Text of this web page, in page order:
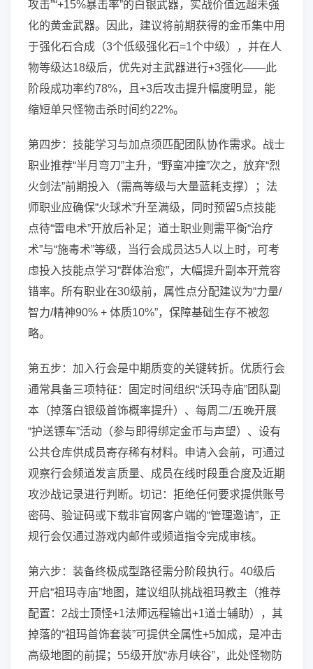
攻击”“+15%暴击率”的白银武器，实战价值远超未强
化的黄金武器。因此，建议将前期获得的金币集中用
于强化石合成（3个低级强化石=1个中级），并在人
物等级达18级后，优先对主武器进行+3强化——此
阶段成功率约78%，且+3后攻击提升幅度明显，能
缩短单只怪物击杀时间约22%。
第四步：技能学习与加点须匹配团队协作需求。战士
职业推荐“半月弯刀”主升，“野蛮冲撞”次之，放弃“烈
火剑法”前期投入（需高等级与大量蓝耗支撑）；法
师职业应确保“火球术”升至满级，同时预留5点技能
点待“雷电术”开放后补足；道士职业则需平衡“治疗
术”与“施毒术”等级，当行会成员达5人以上时，可考
虑投入技能点学习“群体治愈”，大幅提升副本开荒容
错率。所有职业在30级前，属性点分配建议为“力量/
智力/精神90% + 体质10%”，保障基础生存不被忽
略。
第五步：加入行会是中期质变的关键转折。优质行会
通常具备三项特征：固定时间组织“沃玛寺庙”团队副
本（掉落白银级首饰概率提升）、每周二/五晚开展
“护送镖车”活动（参与即得绑定金币与声望）、设有
公共仓库供成员寄存稀有材料。申请入会前，可通过
观察行会频道发言质量、成员在线时段重合度及近期
攻沙战记录进行判断。切记：拒绝任何要求提供账号
密码、验证码或下载非官网客户端的“管理邀请”，正
规行会仅通过游戏内邮件或频道指令完成审核。
第六步：装备终极成型路径需分阶段执行。40级后
开启“祖玛寺庙”地图，建议组队挑战祖玛教主（推荐
配置：2战士顶怪+1法师远程输出+1道士辅助），其
掉落的“祖玛首饰套装”可提供全属性+5加成，是冲击
高级地图的前提；55级开放“赤月峡谷”，此处怪物防